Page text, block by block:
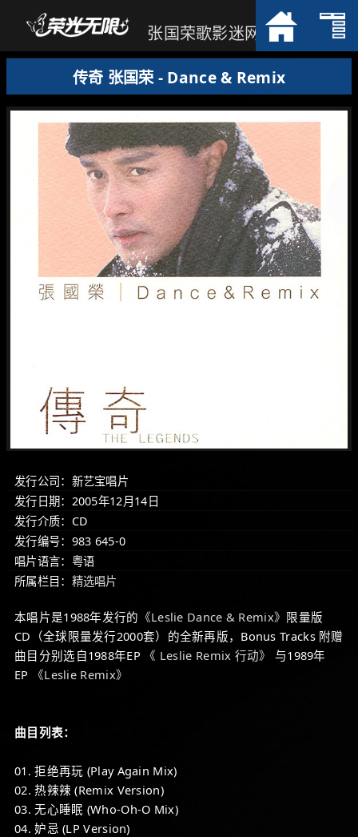
张国荣歌影迷网
传奇 张国荣 - Dance & Remix
发行公司：新艺宝唱片
发行日期：2005年12月14日
发行介质：CD
发行编号：983 645-0
唱片语言：粤语
所属栏目： 精选唱片
本唱片是1988年发行的 《Leslie Dance & Remix》 限量版
CD（全球限量发行2000套）的全新再版，Bonus Tracks 附赠
曲目分别选自1988年EP 《 Leslie Remix 行动》
与1989年
EP
《Leslie Remix》
曲目列表：
01. 拒绝再玩 (Play Again Mix)
02. 热辣辣 (Remix Version)
03. 无心睡眠 (Who-Oh-O Mix)
04. 妒忌 (LP Version)